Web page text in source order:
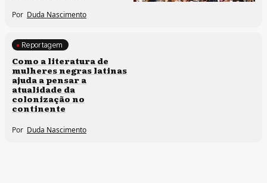
Por Duda Nascimento
Direitos humanos
Reportagem
Como a literatura de
mulheres negras latinas
ajuda a pensar a
atualidade da
colonização no
continente
Por Duda Nascimento